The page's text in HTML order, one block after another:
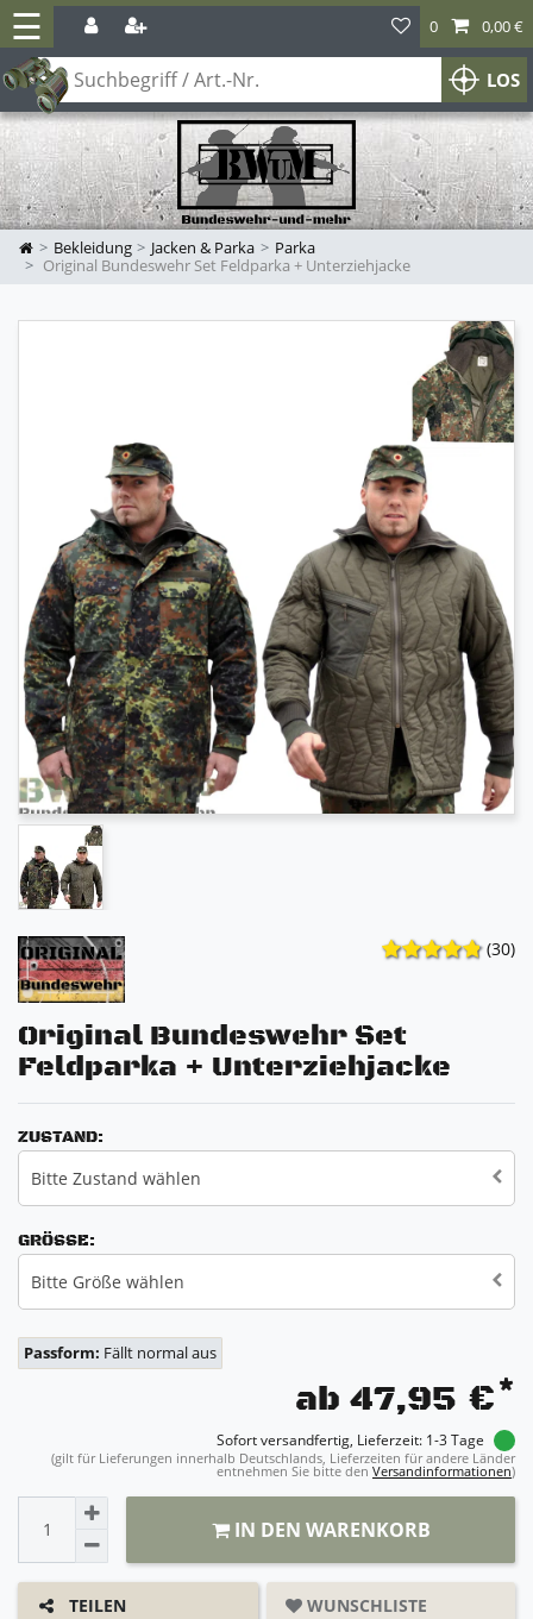
☰
LOS
0 0,00 €
Bekleidung Jacken & Parka
Parka
Original Bundeswehr Set Feldparka + Unterziehjacke
(30)
Original Bundeswehr Set
Feldparka + Unterziehjacke
ZUSTAND:
Bitte Zustand wählen
GRÖSSE:
Bitte Größe wählen
Passform: Fällt normal aus
ab 47,95 €*
Sofort versandfertig, Lieferzeit: 1-3 Tage
(gilt für Lieferungen innerhalb Deutschlands, Lieferzeiten für andere Länder
entnehmen Sie bitte den Versandinformationen)
IN DEN WARENKORB
TEILEN WUNSCHLISTE